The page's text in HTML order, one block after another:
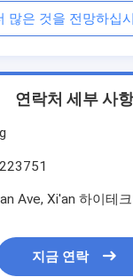
많은 것을 전망하십
연락처 세부 사항
Ave, Xi'an 하이테
지금 연락